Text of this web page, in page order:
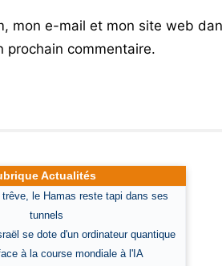
mon e-mail et mon site web
prochain commentaire.
Actualités
le Hamas reste tapi dans ses
tunnels
se dote d'un ordinateur quantique
à la course mondiale à l'IA